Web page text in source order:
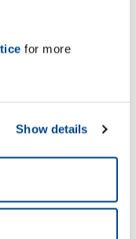
for more
Show details
naszych
czas
i